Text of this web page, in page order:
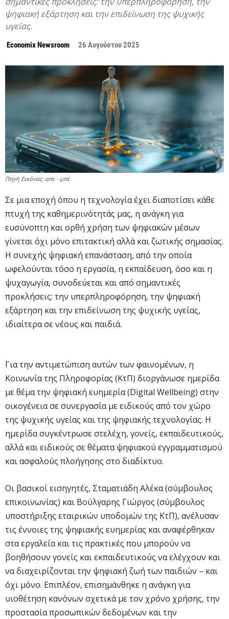
ψηφιακή εξάρτηση και την επιδείνωση της ψυχικής
υγείας.
Economix Newsroom 26 Αυγούστου 2025
Πηγή Εικόνας: απε - μπε
Σε μια εποχή όπου η τεχνολογία έχει διαποτίσει κάθε
πτυχή της καθημερινότητάς μας, η ανάγκη για
ευσύνοπτη και ορθή χρήση των ψηφιακών μέσων
γίνεται όχι μόνο επιτακτική αλλά και ζωτικής σημασίας.
Η συνεχής ψηφιακή επανάσταση, από την οποία
ωφελούνται τόσο η εργασία, η εκπαίδευση, όσο και η
ψυχαγωγία, συνοδεύεται και από σημαντικές
προκλήσεις: την υπερπληροφόρηση, την ψηφιακή
εξάρτηση και την επιδείνωση της ψυχικής υγείας,
ιδιαίτερα σε νέους και παιδιά.
Για την αντιμετώπιση αυτών των φαινομένων, η
Κοινωνία της Πληροφορίας (ΚτΠ) διοργάνωσε ημερίδα
με θέμα την ψηφιακή ευημερία (Digital Wellbeing) στην
οικογένεια σε συνεργασία με ειδικούς από τον χώρο
της ψυχικής υγείας και της ψηφιακής τεχνολογίας. Η
ημερίδα συγκέντρωσε στελέχη, γονείς, εκπαιδευτικούς,
αλλά και ειδικούς σε θέματα ψηφιακού εγγραμματισμού
και ασφαλούς πλοήγησης στο διαδίκτυο.
Οι βασικοί εισηγητές, Σταματιάδη Αλέκα (σύμβουλος
επικοινωνίας) και Βούλγαρης Γιώργος (σύμβουλος
υποστήριξης εταιρικών υποδομών της ΚτΠ), ανέλυσαν
τις έννοιες της ψηφιακής ευημερίας και αναφέρθηκαν
στα εργαλεία και τις πρακτικές που μπορούν να
βοηθήσουν γονείς και εκπαιδευτικούς να ελέγχουν και
να διαχειρίζονται την ψηφιακή ζωή των παιδιών – και
όχι μόνο. Επιπλέον, επισημάνθηκε η ανάγκη για
υιοθέτηση κανόνων σχετικά με τον χρόνο χρήσης, την
προστασία προσωπικών δεδομένων και την